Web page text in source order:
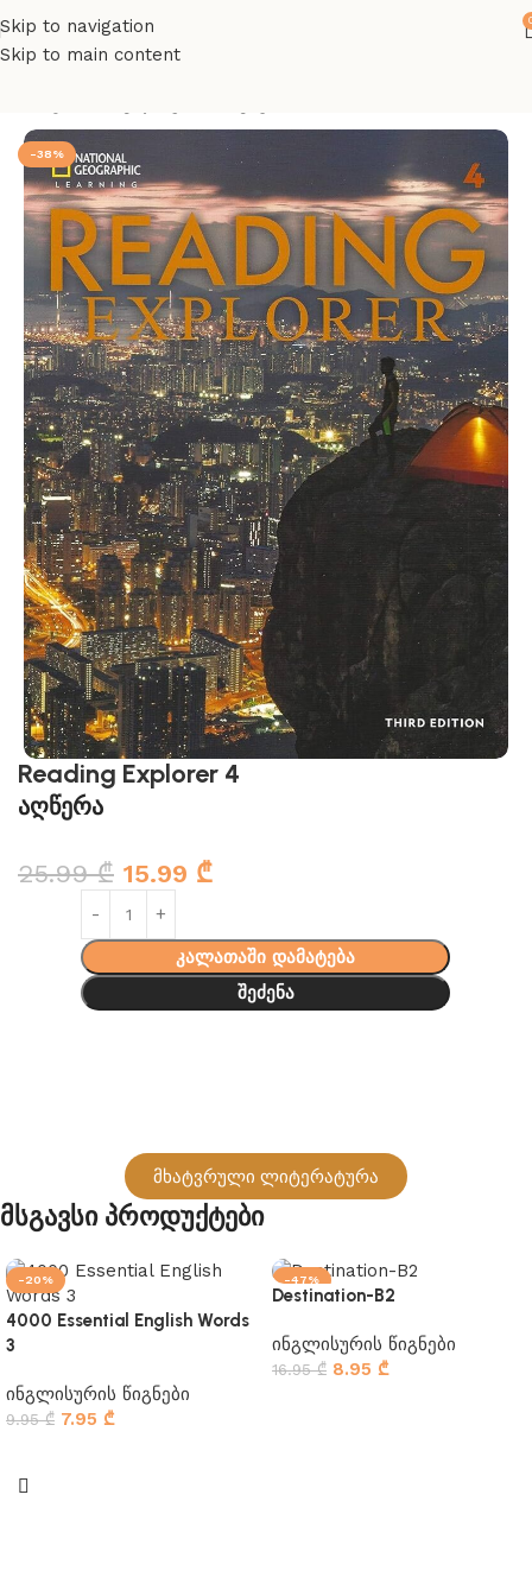
Skip to navigation
Skip to main content
-38%
Reading Explorer 4
აღწერა
25.99₾ 15.99 ₾
კალათაში დამატება
შეძენა
მხატვრული ლიტერატურა
Მსგავსი Პროდუქტები
-20%
4000 Essential English Words
3
ინგლისურის წიგნები
9.95₾ 7.95 ₾
-47%
Destination-B2
ინგლისურის წიგნები
16.95₾ 8.95 ₾